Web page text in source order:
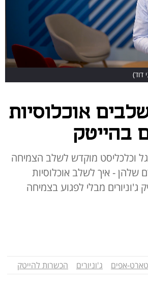
דוד)
אוכלוסיות
בהייטק
וכלכליסט מוקדש לשלב הצמיחה
- איך לשלב אוכלוסיות
מבלי לפגוע בצמיחה
אפים ג'וניורים הכשרות להייטק